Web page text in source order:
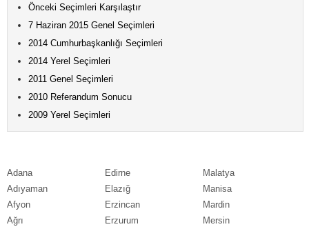
Adana
Adıyaman
Afyon
Ağrı
Edirne
Elazığ
Erzincan
Erzurum
Malatya
Manisa
Mardin
Mersin
Önceki Seçimleri Karşılaştır
7 Haziran 2015 Genel Seçimleri
2014 Cumhurbaşkanlığı Seçimleri
2014 Yerel Seçimleri
2011 Genel Seçimleri
2010 Referandum Sonucu
2009 Yerel Seçimleri